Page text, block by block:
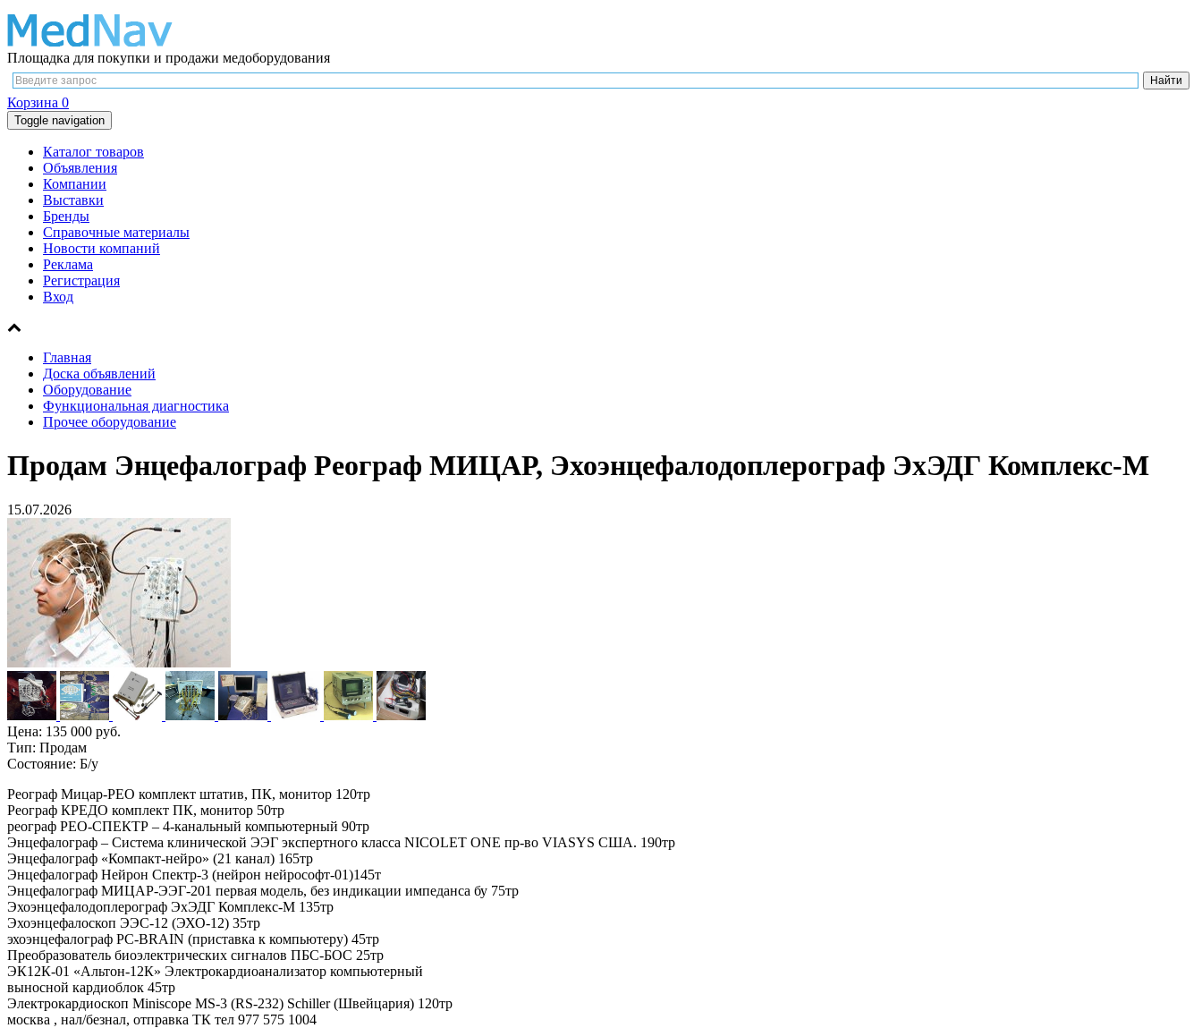
Площадка для покупки и продажи медоборудования
Корзина 0
Toggle navigation
Каталог товаров
Объявления
Компании
Выставки
Бренды
Справочные материалы
Новости компаний
Реклама
Регистрация
Вход
Главная
Доска объявлений
Оборудование
Функциональная диагностика
Прочее оборудование
Продам Энцефалограф Реограф МИЦАР, Эхоэнцефалодоплерограф ЭхЭДГ Комплекс-М
15.07.2026
Цена: 135 000 руб.
Тип: Продам
Состояние: Б/у
Реограф Мицар-РЕО комплект штатив, ПК, монитор 120тр
Реограф КРЕДО комплект ПК, монитор 50тр
реограф РЕО-СПЕКТР – 4-канальный компьютерный 90тр
Энцефалограф – Система клинической ЭЭГ экспертного класса NICOLET ONE пр-во VIASYS США. 190тр
Энцефалограф «Компакт-нейро» (21 канал) 165тр
Энцефалограф Нейрон Спектр-3 (нейрон нейрософт-01)145т
Энцефалограф МИЦАР-ЭЭГ-201 первая модель, без индикации импеданса бу 75тр
Эхоэнцефалодоплерограф ЭхЭДГ Комплекс-М 135тр
Эхоэнцефалоскоп ЭЭС-12 (ЭХО-12) 35тр
эхоэнцефалограф PC-BRAIN (приставка к компьютеру) 45тр
Преобразователь биоэлектрических сигналов ПБС-БОС 25тр
ЭК12К-01 «Альтон-12К» Электрокардиоанализатор компьютерный
выносной кардиоблок 45тр
Электрокардиоскоп Miniscope MS-3 (RS-232) Schiller (Швейцария) 120тр
москва , нал/безнал, отправка ТК тел 977 575 1004